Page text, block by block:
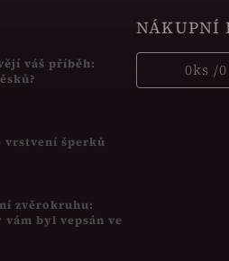
váš příběh:
vrstvení šperků
zvěrokruhu:
byl vepsán ve
NÁKUPNÍ
0ks /